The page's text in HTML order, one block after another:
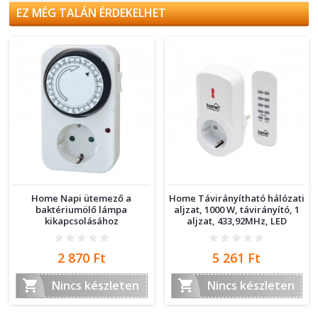
EZ MÉG TALÁN ÉRDEKELHET
Home Napi ütemező a
baktériumölő lámpa
kikapcsolásához
Ár
2 870 Ft

Nincs készleten
Home Távirányítható hálózati
aljzat, 1000 W, távirányító, 1
aljzat, 433,92MHz, LED
Ár
5 261 Ft

Nincs készleten